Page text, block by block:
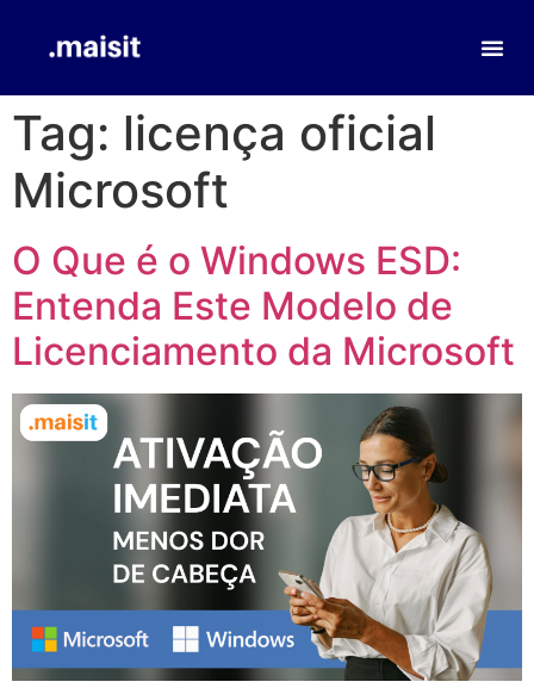
Tag: licença oficial
Microsoft
O Que é o Windows ESD:
Entenda Este Modelo de
Licenciamento da Microsoft